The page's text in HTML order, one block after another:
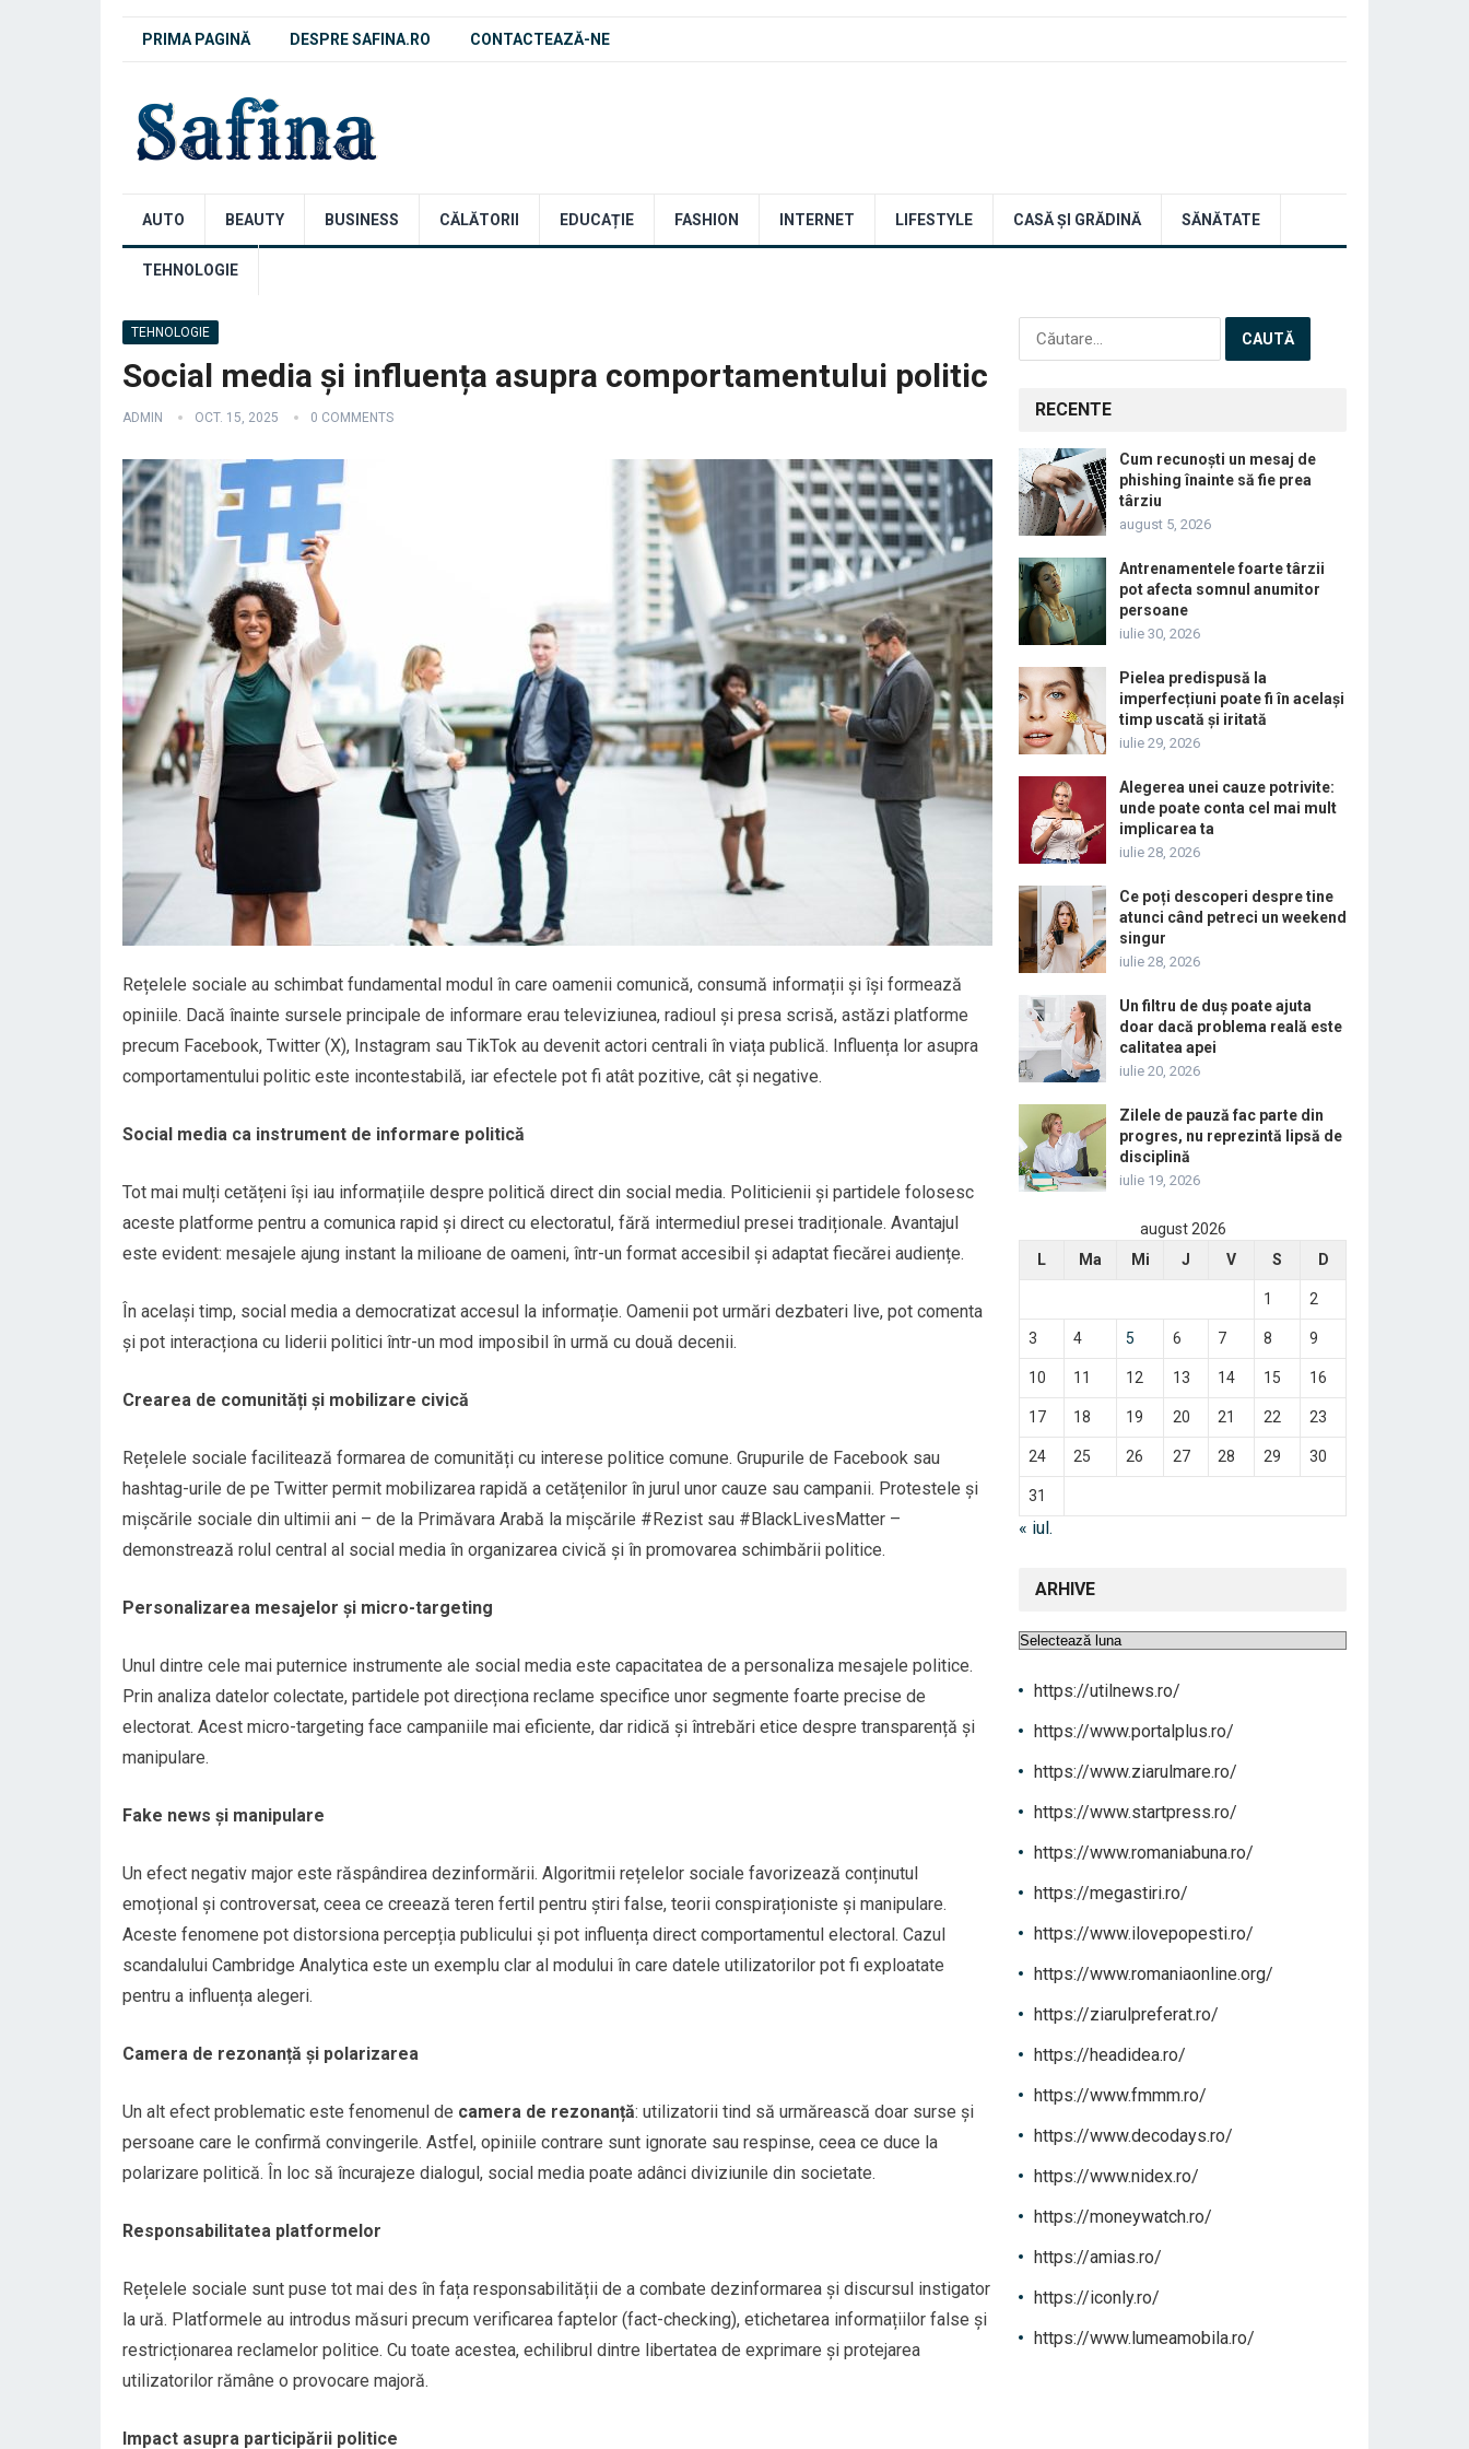
PRIMA PAGINĂ DESPRE SAFINA.RO CONTACTEAZĂ-NE
AUTO BEAUTY BUSINESS CĂLĂTORII EDUCAȚIE FASHION INTERNET LIFESTYLE CASĂ ȘI GRĂDINĂ SĂNĂTATE
TEHNOLOGIE
TEHNOLOGIE
Social media și influența asupra comportamentului politic
ADMIN OCT. 15, 2025 0 COMMENTS
Rețelele sociale au schimbat fundamental modul în care oamenii comunică, consumă informații și își formează
opiniile. Dacă înainte sursele principale de informare erau televiziunea, radioul și presa scrisă, astăzi platforme
precum Facebook, Twitter (X), Instagram sau TikTok au devenit actori centrali în viața publică. Influența lor asupra
comportamentului politic este incontestabilă, iar efectele pot fi atât pozitive, cât și negative.
Social media ca instrument de informare politică
Tot mai mulți cetățeni își iau informațiile despre politică direct din social media. Politicienii și partidele folosesc
aceste platforme pentru a comunica rapid și direct cu electoratul, fără intermediul presei tradiționale. Avantajul
este evident: mesajele ajung instant la milioane de oameni, într-un format accesibil și adaptat fiecărei audiențe.
În același timp, social media a democratizat accesul la informație. Oamenii pot urmări dezbateri live, pot comenta
și pot interacționa cu liderii politici într-un mod imposibil în urmă cu două decenii.
Crearea de comunități și mobilizare civică
Rețelele sociale facilitează formarea de comunități cu interese politice comune. Grupurile de Facebook sau
hashtag-urile de pe Twitter permit mobilizarea rapidă a cetățenilor în jurul unor cauze sau campanii. Protestele și
mișcările sociale din ultimii ani – de la Primăvara Arabă la mișcările #Rezist sau #BlackLivesMatter –
demonstrează rolul central al social media în organizarea civică și în promovarea schimbării politice.
Personalizarea mesajelor și micro-targeting
Unul dintre cele mai puternice instrumente ale social media este capacitatea de a personaliza mesajele politice.
Prin analiza datelor colectate, partidele pot direcționa reclame specifice unor segmente foarte precise de
electorat. Acest micro-targeting face campaniile mai eficiente, dar ridică și întrebări etice despre transparență și
manipulare.
Fake news și manipulare
Un efect negativ major este răspândirea dezinformării. Algoritmii rețelelor sociale favorizează conținutul
emoțional și controversat, ceea ce creează teren fertil pentru știri false, teorii conspiraționiste și manipulare.
Aceste fenomene pot distorsiona percepția publicului și pot influența direct comportamentul electoral. Cazul
scandalului Cambridge Analytica este un exemplu clar al modului în care datele utilizatorilor pot fi exploatate
pentru a influența alegeri.
Camera de rezonanță și polarizarea
Un alt efect problematic este fenomenul de camera de rezonanță: utilizatorii tind să urmărească doar surse și
persoane care le confirmă convingerile. Astfel, opiniile contrare sunt ignorate sau respinse, ceea ce duce la
polarizare politică. În loc să încurajeze dialogul, social media poate adânci diviziunile din societate.
Responsabilitatea platformelor
Rețelele sociale sunt puse tot mai des în fața responsabilității de a combate dezinformarea și discursul instigator
la ură. Platformele au introdus măsuri precum verificarea faptelor (fact-checking), etichetarea informațiilor false și
restricționarea reclamelor politice. Cu toate acestea, echilibrul dintre libertatea de exprimare și protejarea
utilizatorilor rămâne o provocare majoră.
Impact asupra participării politice
Caută
după:
RECENTE
Cum recunoști un mesaj de
phishing înainte să fie prea
târziu
august 5, 2026
Antrenamentele foarte târzii
pot afecta somnul anumitor
persoane
iulie 30, 2026
Pielea predispusă la
imperfecțiuni poate fi în același
timp uscată și iritată
iulie 29, 2026
Alegerea unei cauze potrivite:
unde poate conta cel mai mult
implicarea ta
iulie 28, 2026
Ce poți descoperi despre tine
atunci când petreci un weekend
singur
iulie 28, 2026
Un filtru de duș poate ajuta
doar dacă problema reală este
calitatea apei
iulie 20, 2026
Zilele de pauză fac parte din
progres, nu reprezintă lipsă de
disciplină
iulie 19, 2026
august 2026
L
Ma Mi J V S D
1 2
3 4 5 6 7 8 9
10 11 12 13 14 15 16
17 18 19 20 21 22 23
24 25 26 27 28 29 30
31
« iul.
ARHIVE
Arhive
https://utilnews.ro/
https://www.portalplus.ro/
https://www.ziarulmare.ro/
https://www.startpress.ro/
https://www.romaniabuna.ro/
https://megastiri.ro/
https://www.ilovepopesti.ro/
https://www.romaniaonline.org/
https://ziarulpreferat.ro/
https://headidea.ro/
https://www.fmmm.ro/
https://www.decodays.ro/
https://www.nidex.ro/
https://moneywatch.ro/
https://amias.ro/
https://iconly.ro/
https://www.lumeamobila.ro/